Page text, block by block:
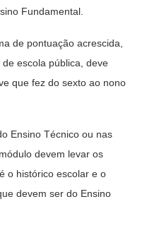
Fundamental.
de pontuação acrescida,
escola pública, deve
que fez do sexto ao nono
Ensino Técnico ou nas
devem levar os
o histórico escolar e o
devem ser do Ensino